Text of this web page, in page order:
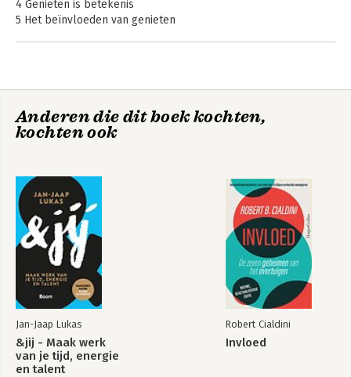
4 Genieten is betekenis
5 Het beïnvloeden van genieten
Bronnen
Tips voor de Bar-to-Bar
Anderen die dit boek kochten,
kochten ook
Jan-Jaap Lukas
&jij - Maak werk
van je tijd, energie
en talent
Robert Cialdini
Invloed